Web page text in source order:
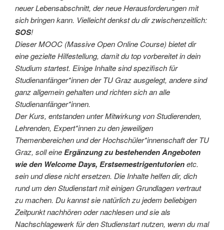
neuer Lebensabschnitt, der neue Herausforderungen mit
sich bringen kann. Vielleicht denkst du dir zwischenzeitlich:
SOS!
Dieser MOOC (Massive Open Online Course) bietet dir
eine gezielte Hilfestellung, damit du top vorbereitet in dein
Studium startest. Einige Inhalte sind spezifisch für
Studienanfänger*innen der TU Graz ausgelegt, andere sind
ganz allgemein gehalten und richten sich an alle
Studienanfänger*innen.
Der Kurs, entstanden unter Mitwirkung von Studierenden,
Lehrenden, Expert*innen zu den jeweiligen
Themenbereichen und der Hochschüler*innenschaft der TU
Graz, soll eineErgänzung zu bestehenden Angeboten
wie den Welcome Days, Erstsemestrigentutorienetc.
sein und diese nicht ersetzen. Die Inhalte helfen dir, dich
rund um den Studienstart mit einigen Grundlagen vertraut
zu machen. Du kannst sie natürlich zu jedem beliebigen
Zeitpunkt nachhören oder nachlesen und sie als
Nachschlagewerk für den Studienstart nutzen, wenn du mal